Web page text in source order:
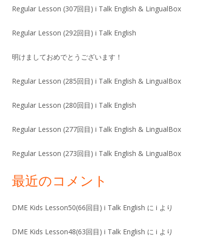
Regular Lesson (307回目) i Talk English & LingualBox
Regular Lesson (292回目) i Talk English
明けましておめでとうございます！
Regular Lesson (285回目) i Talk English & LingualBox
Regular Lesson (280回目) i Talk English
Regular Lesson (277回目) i Talk English & LingualBox
Regular Lesson (273回目) i Talk English & LingualBox
最近のコメント
DME Kids Lesson50(66回目) i Talk English に i より
DME Kids Lesson48(63回目) i Talk English に i より